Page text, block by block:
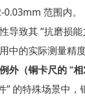
范围内。
导致其 “抗磨损
中的实际测量精度
外（铜卡尺的 “相
的特殊场景中，